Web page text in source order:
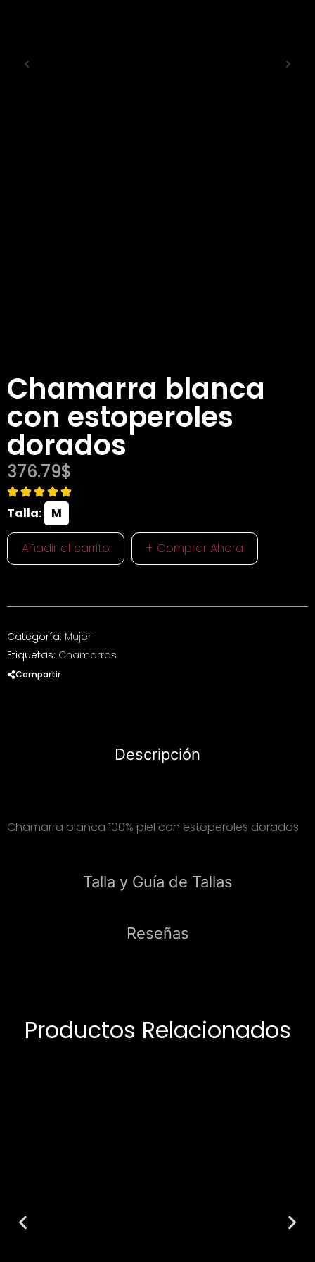
Chamarra blanca
con estoperoles
dorados
376.79$
Talla: M
- +
Añadir al carrito + Comprar Ahora
Categoría: Mujer
Etiquetas: Chamarras
Compartir
Descripción
Talla y Guía de Tallas
Reseñas
Chamarra blanca 100% piel con estoperoles dorados
Productos Relacionados